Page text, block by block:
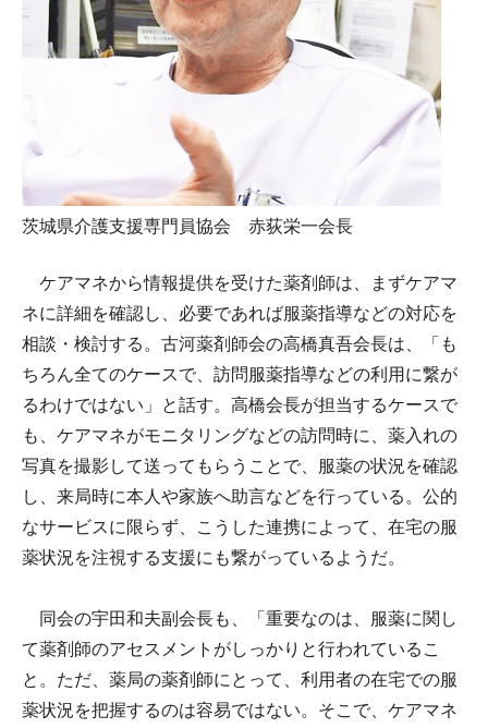
茨城県介護支援専門員協会 赤荻栄一会長
ケアマネから情報提供を受けた薬剤師は、まずケアマ
ネに詳細を確認し、必要であれば服薬指導などの対応を
相談・検討する。古河薬剤師会の高橋真吾会長は、「も
ちろん全てのケースで、訪問服薬指導などの利用に繋が
るわけではない」と話す。高橋会長が担当するケースで
も、ケアマネがモニタリングなどの訪問時に、薬入れの
写真を撮影して送ってもらうことで、服薬の状況を確認
し、来局時に本人や家族へ助言などを行っている。公的
なサービスに限らず、こうした連携によって、在宅の服
薬状況を注視する支援にも繋がっているようだ。
同会の宇田和夫副会長も、「重要なのは、服薬に関し
て薬剤師のアセスメントがしっかりと行われているこ
と。ただ、薬局の薬剤師にとって、利用者の在宅での服
薬状況を把握するのは容易ではない。そこで、ケアマネ